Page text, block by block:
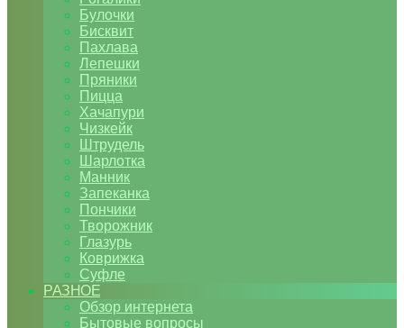
Булочки
Бисквит
Пахлава
Лепешки
Пряники
Пицца
Хачапури
Чизкейк
Штрудель
Шарлотка
Манник
Запеканка
Пончики
Творожник
Глазурь
Коврижка
Суфле
РАЗНОЕ
Обзор интернета
Бытовые вопросы